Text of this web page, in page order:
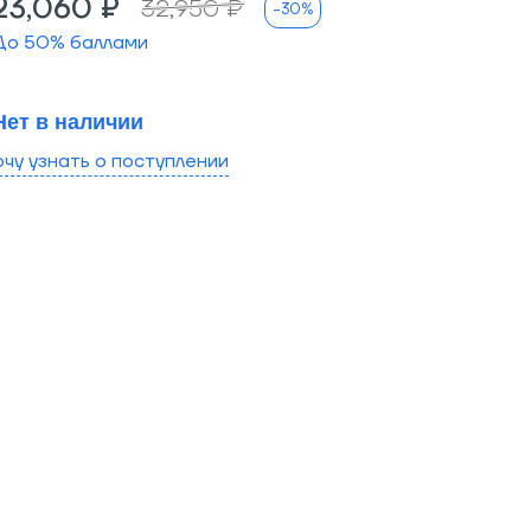
₽ 32,950 ₽ -30%
50% баллами
в наличии
узнать о поступлении